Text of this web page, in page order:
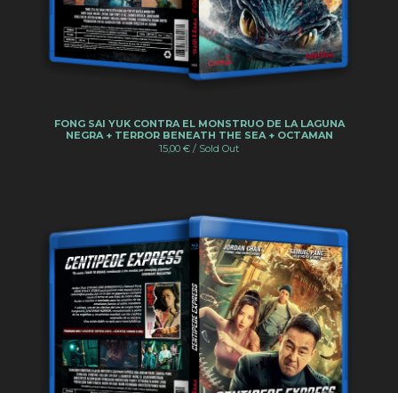
FONG SAI YUK CONTRA EL MONSTRUO DE LA LAGUNA
NEGRA + TERROR BENEATH THE SEA + OCTAMAN
15,00 € / Sold Out